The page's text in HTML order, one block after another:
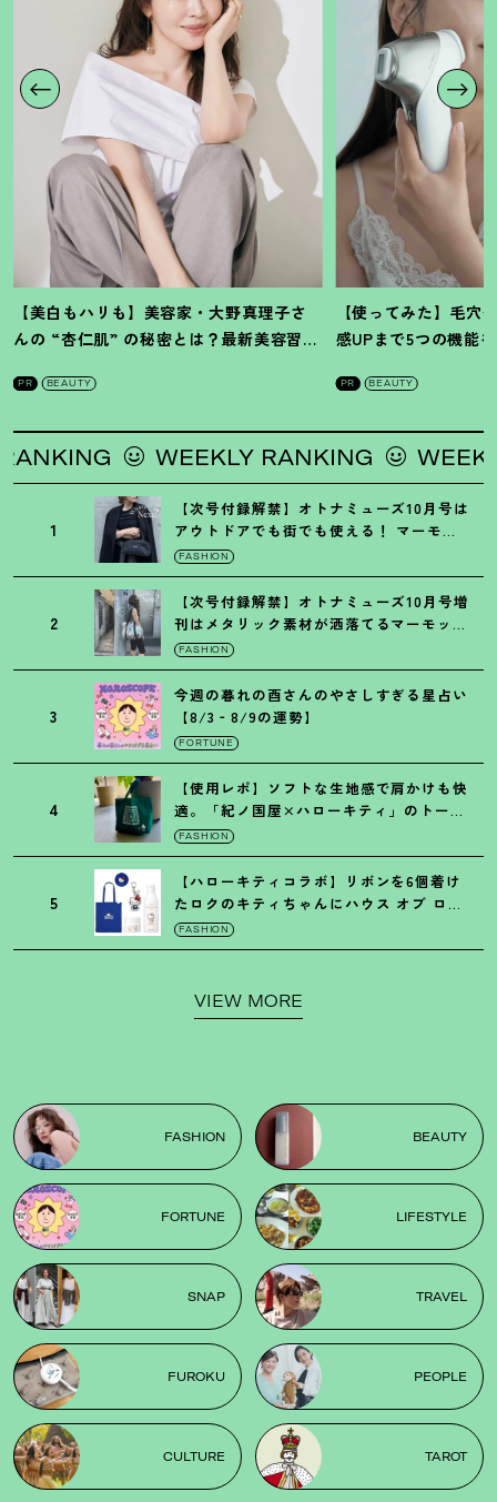
【美白もハリも】美容家・大野真理子さ
んの “杏仁肌” の秘密とは ？ 最新美容習慣
PR BEAUTY
【使ってみた】毛穴
感UPまで5つの機能
PR BEAUTY
WEEKLY RANKING
1
【次号付録解禁】オトナミューズ10月号は
アウトドアでも街でも使える ！ マーモッ
トの黒ショルダー
FASHION
2
【次号付録解禁】オトナミューズ10月号増
刊はメタリック素材が洒落てるマーモット
の保冷バッグ
FASHION
3
今週の暮れの酉さんのやさしすぎる星占い
【8/3‐8/9の運勢】
FORTUNE
4
【使用レポ】ソフトな生地感で肩かけも快
適。「紀ノ国屋×ハローキティ」のトート
がガシガシ使えて最高です
FASHION
5
【ハローキティコラボ】リボンを6個着け
たロクのキティちゃんにハウス オブ ロー
ゼの限定パケも
FASHION
VIEW MORE
FASHION BEAUTY
FORTUNE LIFESTYLE
SNAP TRAVEL
FUROKU PEOPLE
CULTURE TAROT